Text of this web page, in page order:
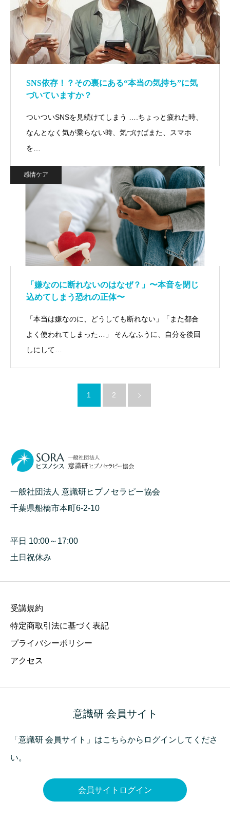
SNS依存！？その裏にある“本当の気持ち”に気
づいていますか？
ついついSNSを見続けてしまう ….ちょっと疲れた時、
なんとなく気が乗らない時、気づけばまた、スマホ
を…
感情ケア
「嫌なのに断れないのはなぜ？」〜本音を閉じ
込めてしまう恐れの正体〜
「本当は嫌なのに、どうしても断れない」「また都合
よく使われてしまった…」 そんなふうに、自分を後回
しにして…
1 2
一般社団法人 意識研ヒプノセラピー協会
千葉県船橋市本町6-2-10
平日 10:00～17:00
土日祝休み
受講規約
特定商取引法に基づく表記
プライバシーポリシー
アクセス
意識研 会員サイト
「意識研 会員サイト」はこちらからログインしてくださ
い。
会員サイトログイン